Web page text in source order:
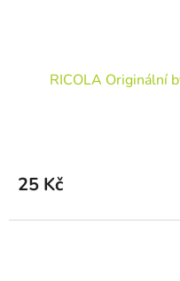
RICOLA Originální
25 Kč